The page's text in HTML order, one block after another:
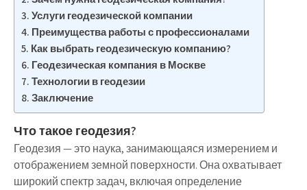
Услуги геодезической компании
Преимущества работы с профессионалами
Как выбрать геодезическую компанию?
Геодезическая компания в Москве
Технологии в геодезии
Заключение
Что такое геодезия?
Геодезия — это наука, занимающаяся измерением и
отображением земной поверхности. Она охватывает
широкий спектр задач, включая определение